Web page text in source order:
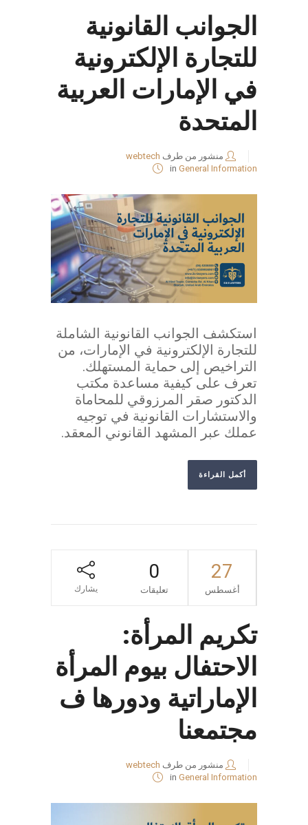
الجوانب القانونية
للتجارة الإلكترونية
في الإمارات العربية
المتحدة
منشور من طرف webtech
in General Information
استكشف الجوانب القانونية الشاملة
للتجارة الإلكترونية في الإمارات، من
التراخيص إلى حماية المستهلك.
تعرف على كيفية مساعدة مكتب
الدكتور صقر المرزوقي للمحاماة
والاستشارات القانونية في توجيه
عملك عبر المشهد القانوني المعقد.
أكمل القراءة
27
أغسطس
0
تعليقات يشارك
تكريم المرأة:
الاحتفال بيوم المرأة
الإماراتية ودورها ف
مجتمعنا
منشور من طرف webtech
in General Information